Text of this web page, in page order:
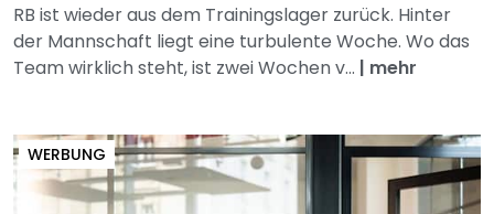
RB ist wieder aus dem Trainingslager zurück. Hinter
der Mannschaft liegt eine turbulente Woche. Wo das
Team wirklich steht, ist zwei Wochen v... | mehr
WERBUNG